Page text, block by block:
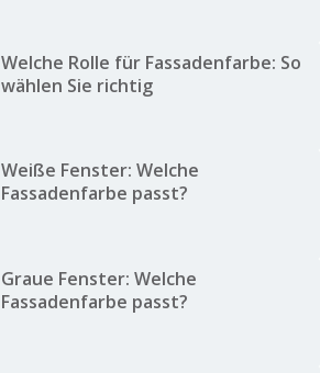
Welche Rolle für Fassadenfarbe: So
wählen Sie richtig
Weiße Fenster: Welche
Fassadenfarbe passt?
Graue Fenster: Welche
Fassadenfarbe passt?